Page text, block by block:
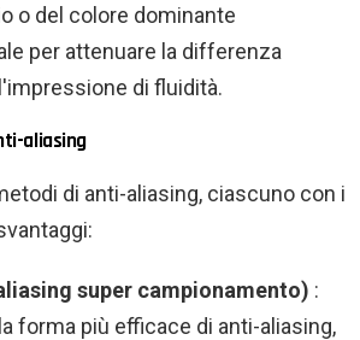
o del colore dominante
per attenuare la differenza
di fluidità.
aliasing
di anti-aliasing, ciascuno con i
super campionamento) :
forma più efficace di anti-aliasing,